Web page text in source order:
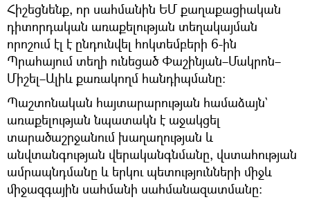
Հիշեցնենք, որ սահմանին ԵՄ քաղաքացիական
դիտորդական առաքելության տեղակայման
որոշում էլ է ընդունվել հոկտեմբերի 6-ին
Պրահայում տեղի ունեցած Փաշինյան–Մակրոն–
Միշել–Ալիև քառակողմ հանդիպմանը։
Պաշտոնական հայտարարության համաձայն`
առաքելության նպատակն է աջակցել
տարածաշրջանում խաղաղության և
անվտանգության վերականգնմանը, վստահության
ամրապնդմանը և երկու պետությունների միջև
միջազգային սահմանի սահմանազատմանը։